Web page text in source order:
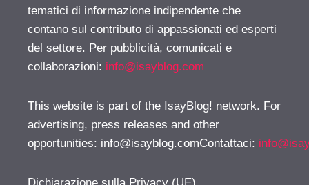
tematici di informazione indipendente che
contano sul contributo di appassionati ed esperti
del settore. Per pubblicità, comunicati e
collaborazioni: info@isayblog.com
This website is part of the IsayBlog! network. For
advertising, press releases and other
opportunities: info@isayblog.comContattaci: